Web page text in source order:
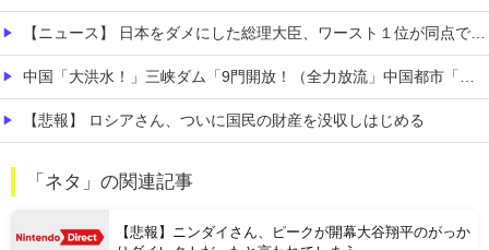
【ニュース】 日本をダメにした総理大臣、ワースト１位が同点でこの人ｗｗｗｗｗｗ
中国「大洪水！」三峡ダム「9門開放！（全力放流」中国都市「三峡沿線の道路水没」中国政府「高速道路封鎖！」中国ダム「緊急放流に合わせて開門（土砂崩れ発生」→
【悲報】 ロシアさん、ついに国民の財産を没収しはじめる
「ネタ」の関連記事
【悲報】ニンダイさん、ピークが開幕大谷翔平のがっか